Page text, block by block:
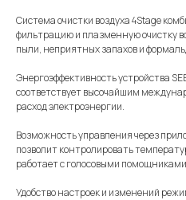
Система очистки воздуха 4Stage
фильтрацию и плазменную очистку
пыли, неприятных запахов и
Энергоэффективность устройства
соответствует высочайшим
расход электроэнергии.
Возможность управления через
позволит контролировать
работает с голосовыми
Удобство настроек и изменений